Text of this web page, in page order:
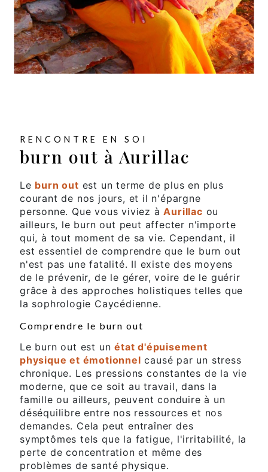
RENCONTRE EN SOI
burn out à Aurillac
Le burn out est un terme de plus en plus
courant de nos jours, et il n'épargne
personne. Que vous viviez àAurillac ou
ailleurs, le burn out peut affecter n'importe
qui, à tout moment de sa vie. Cependant, il
est essentiel de comprendre que le burn out
n'est pas une fatalité. Il existe des moyens
de le prévenir, de le gérer, voire de le guérir
grâce à des approches holistiques telles que
la sophrologie Caycédienne.
Comprendre le burn out
Le burn out est unétat d'épuisement
physique et émotionnel causé par un stress
chronique. Les pressions constantes de la vie
moderne, que ce soit au travail, dans la
famille ou ailleurs, peuvent conduire à un
déséquilibre entre nos ressources et nos
demandes. Cela peut entraîner des
symptômes tels que la fatigue, l'irritabilité, la
perte de concentration et même des
problèmes de santé physique.